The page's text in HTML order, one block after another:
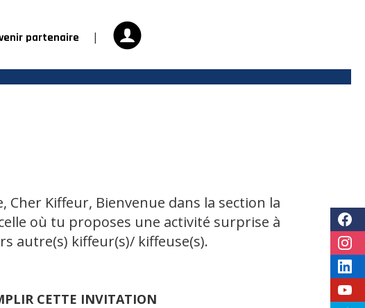
partenaire |
Cher Kiffeur, Bienvenue dans la section la
où tu proposes une activité surprise à
autre(s) kiffeur(s)/ kiffeuse(s).
CETTE INVITATION